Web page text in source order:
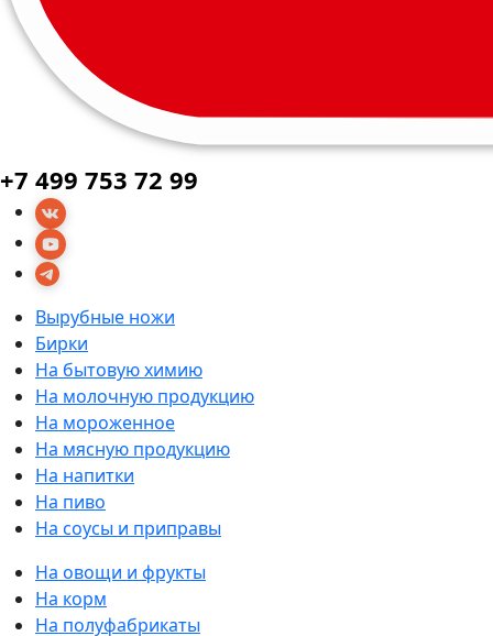
+7 499 753 72 99
Вырубные ножи
Бирки
На бытовую химию
На молочную продукцию
На мороженное
На мясную продукцию
На напитки
На пиво
На соусы и приправы
На овощи и фрукты
На корм
На полуфабрикаты